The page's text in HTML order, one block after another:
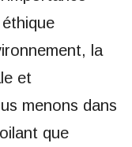
la
et
menons dans
que